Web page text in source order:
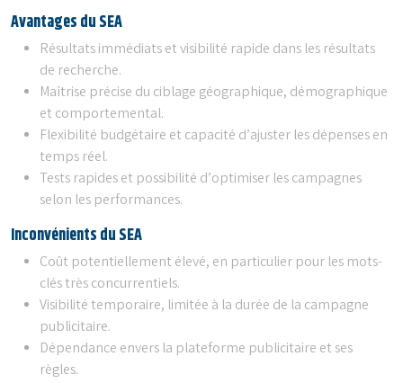
Avantages du SEA
Résultats immédiats et visibilité rapide dans les résultats
de recherche.
Maîtrise précise du ciblage géographique, démographique
et comportemental.
Flexibilité budgétaire et capacité d’ajuster les dépenses en
temps réel.
Tests rapides et possibilité d’optimiser les campagnes
selon les performances.
Inconvénients du SEA
Coût potentiellement élevé, en particulier pour les mots-
clés très concurrentiels.
Visibilité temporaire, limitée à la durée de la campagne
publicitaire.
Dépendance envers la plateforme publicitaire et ses
règles.